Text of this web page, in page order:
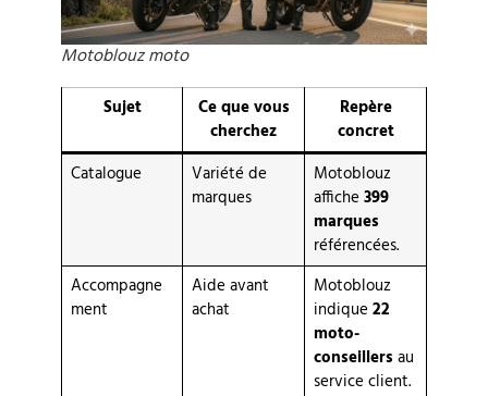
Motoblouz moto
Sujet
Ce que vous
cherchez
Repère
concret
Catalogue
Variété de
marques
Motoblouz
affiche399
marques
référencées.
Accompagne
ment
Aide avant
achat
Motoblouz
indique22
moto-
conseillers au
service client.